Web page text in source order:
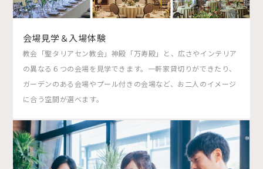
会場見学＆入場体験
教会「聖タリアセン教会」神殿「万寿殿」と、広さやインテリア
の異なる６つの会場を見学できます。一軒家貸切りができたり、
ガーデンのある会場やプール付きの会場など、お二人のイメージ
に合う空間が選べます。